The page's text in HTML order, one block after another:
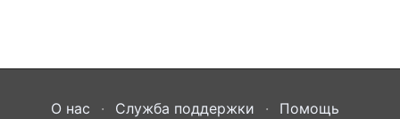
О нас Служба поддержки
Помощь